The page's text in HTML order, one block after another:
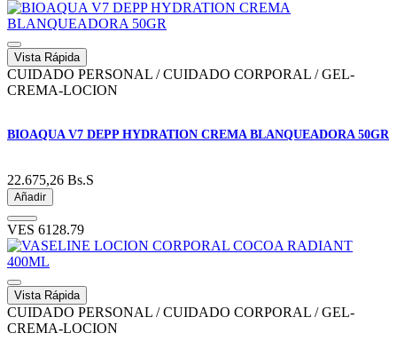
Vista Rápida
CUIDADO PERSONAL / CUIDADO CORPORAL / GEL-
CREMA-LOCION
BIOAQUA V7 DEPP HYDRATION CREMA BLANQUEADORA 50GR
22.675,26 Bs.S
Añadir
VES 6128.79
Vista Rápida
CUIDADO PERSONAL / CUIDADO CORPORAL / GEL-
CREMA-LOCION